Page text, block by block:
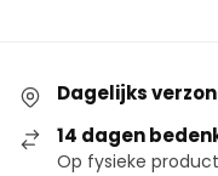
Dagelijks
14 dagen
Op fysieke